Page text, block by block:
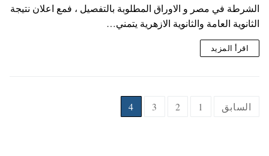
الشرطة في مصر و الاوراق المطلوبة بالتفصيل ، فمع اعلان نتيجة
الثانوية العامة والثانوية الازهرية يتمني…
اقرأ المزيد
Posts
السابق 1
2
3
4